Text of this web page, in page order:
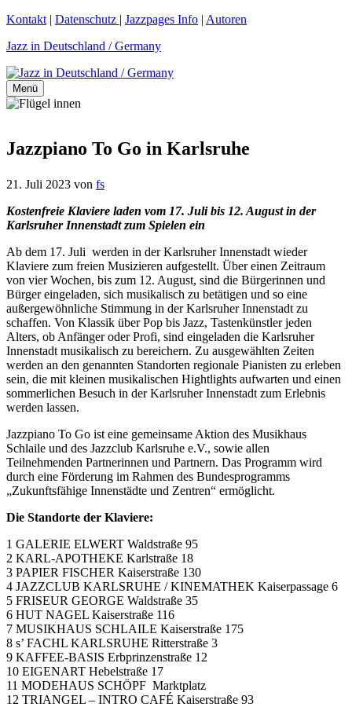
Zum
springen
Kontakt | Datenschutz | Jazzpages Info | Autoren
Jazz in Deutschland / Germany
Menü
Jazzpiano To Go in Karlsruhe
21. Juli 2023 von fs
Kostenfreie Klaviere laden vom 17. Juli bis 12. August in der
Karlsruher Innenstadt zum Spielen ein
Ab dem 17. Juli werden in der Karlsruher Innenstadt wieder
Klaviere zum freien Musizieren aufgestellt. Über einen Zeitraum
von vier Wochen, bis zum 12. August, sind die Bürgerinnen und
Bürger eingeladen, sich musikalisch zu betätigen und so eine
außergewöhnliche Stimmung in der Karlsruher Innenstadt zu
schaffen. Von Klassik über Pop bis Jazz, Tastenkünstler jeden
Alters, ob Anfänger oder Profi, sind eingeladen die Karlsruher
Innenstadt musikalisch zu bereichern. Zu ausgewählten Zeiten
werden an den genannten Standorten regionale Pianisten zu erleben
sein, die mit kleinen musikalischen Hightlights aufwarten und einen
sommerlichen Besuch in der Karlsruher Innenstadt zum Erlebnis
werden lassen.
Jazzpiano To Go ist eine gemeinsame Aktion des Musikhaus
Schlaile und des Jazzclub Karlsruhe e.V., sowie allen
Teilnehmenden Partnerinnen und Partnern. Das Programm wird
durch eine Förderung im Rahmen des Bundesprogramms
„Zukunftsfähige Innenstädte und Zentren“ ermöglicht.
Die Standorte der Klaviere:
1 GALERIE ELWERT Waldstraße 95
2 KARL-APOTHEKE Karlstraße 18
3 PAPIER FISCHER Kaiserstraße 130
4 JAZZCLUB KARLSRUHE / KINEMATHEK Kaiserpassage 6
5 FRISEUR GEORGE Waldstraße 35
6 HUT NAGEL Kaiserstraße 116
7 MUSIKHAUS SCHLAILE Kaiserstraße 175
8 s’ FACHL KARLSRUHE Ritterstraße 3
9 KAFFEE-BASIS Erbprinzenstraße 12
10 EIGENART Hebelstraße 17
11 MODEHAUS SCHÖPF Marktplatz
12 TRIANGEL – INTRO CAFÉ Kaiserstraße 93